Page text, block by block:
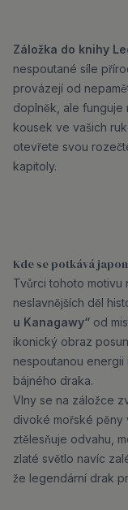
Záložka do knihy
nespoutané síle
provázejí od
doplněk, ale funguje
kousek ve vašich
otevřete svou
kapitoly.
Kde se potkává
Tvůrci tohoto motivu
neslavnějších děl
u Kanagawy“ od
ikonický obraz
nespoutanou
bájného draka.
Vlny se na záložce
divoké mořské pěny
ztělesňuje odvahu,
zlaté světlo navíc
že legendární drak